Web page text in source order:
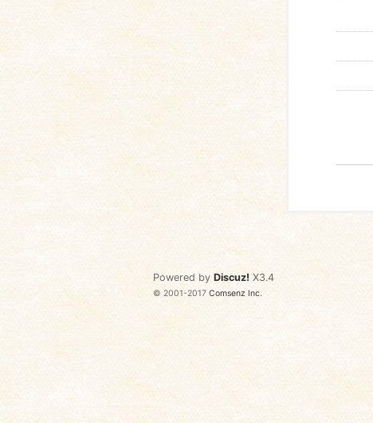
Powered by Discuz! X3.4
© 2001-2017Comsenz Inc.